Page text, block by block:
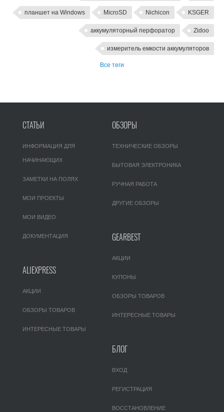
планшет на Windows MicroSD Nichicon KSGER
аккумуляторный перфоратор Zidoo
измеритель емкости аккумуляторов
Все теги
СТАТЬИ
ИНФОРМАЦИЯ ДЛЯ
НАЧИНАЮЩИХ
ЗАМЕТКИ НА ПОЛЯХ
МОИ ПРОЕКТЫ
МОИ ВИДЕО
ДОКУМЕНТАЦИЯ
ОБЗОРЫ
ТЕХНИЧЕСКИЕ ОБЗОРЫ
БЫТОВАЯ ЭЛЕКТРОНИКА
РУЧНАЯ РАБОТА
ДРУГИЕ ОБЗОРЫ
GEARBEST
АКЦИИ
КУПОНЫ
ОБЗОРЫ ТОВАРОВ
ИНТЕРЕСНЫЕ ТОВАРЫ
ALIEXPRESS
АКЦИИ
ОБЗОРЫ ТОВАРОВ
ИНТЕРЕСНЫЕ ТОВАРЫ
БЛОГ
ВХОД
РЕГИСТРАЦИЯ
ВОССТАНОВЛЕНИЕ